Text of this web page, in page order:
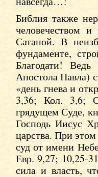
Библия также
человечеством
Сатаной. В
фундаменте,
Благодати!
Апостола Павла)
«день гнева и
3,36; Кол. 3,6;
грядущем Суде,
Господь Иисус
царства. При
суд от имени
Евр. 9,27; 10,25-
сила и власть,